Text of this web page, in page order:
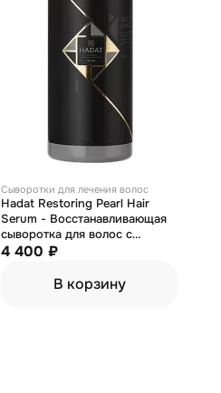
Сыворотки для лечения волос
Hadat Restoring Pearl Hair
Serum - Восстанавливающая
сыворотка для волос с
перламутром 120 мл
4 400 ₽
В корзину